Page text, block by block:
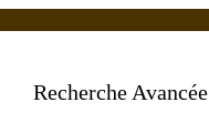
Recherche Avancée